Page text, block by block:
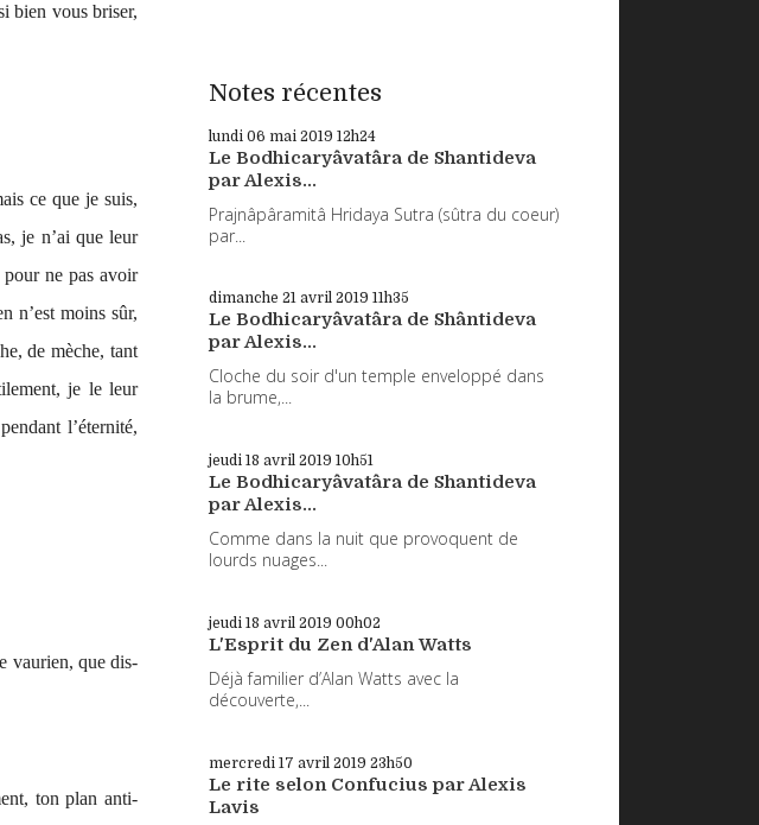
bien vous briser,
ce que je suis,
je n’ai que leur
ne pas avoir
n’est moins sûr,
de mèche, tant
je le leur
l’éternité,
vaurien, que dis-
ton plan anti-
Notes récentes
lundi 06 mai 2019 12h24
Le Bodhicaryâvatâra de Shantideva
par Alexis...
Prajnâpâramitâ Hridaya Sutra (sûtra du coeur)
par...
dimanche 21 avril 2019 11h35
Le Bodhicaryâvatâra de Shântideva
par Alexis...
Cloche du soir d'un temple enveloppé dans
la brume,...
jeudi 18 avril 2019 10h51
Le Bodhicaryâvatâra de Shantideva
par Alexis...
Comme dans la nuit que provoquent de
lourds nuages...
jeudi 18 avril 2019 00h02
L'Esprit du Zen d'Alan Watts
Déjà familier d’Alan Watts avec la
découverte,...
mercredi 17 avril 2019 23h50
Le rite selon Confucius par Alexis
Lavis